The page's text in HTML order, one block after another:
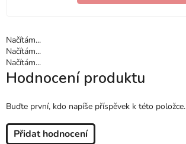
Načítám...
Načítám...
Načítám...
Hodnocení produktu
Buďte první, kdo napíše příspěvek k této položce.
Přidat hodnocení